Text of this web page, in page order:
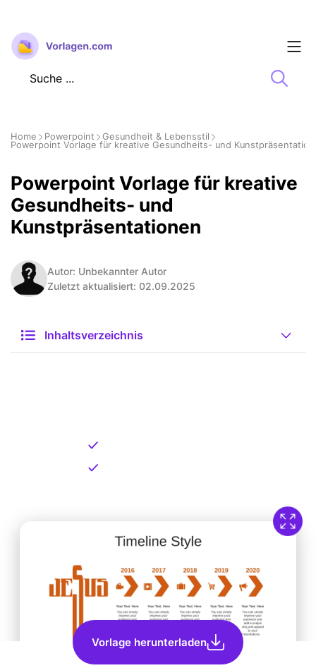
Zum
Inhalt
springen
Home Powerpoint
Gesundheit & Lebensstil
Powerpoint Vorlage für kreative Gesundheits- und
Powerpoint Vorlage für kreative
Gesundheits- und
Kunstpräsentationen
Autor: Unbekannter Autor
Zuletzt aktualisiert: 02.09.2025
Inhaltsverzeichnis
Vorlage herunterladen